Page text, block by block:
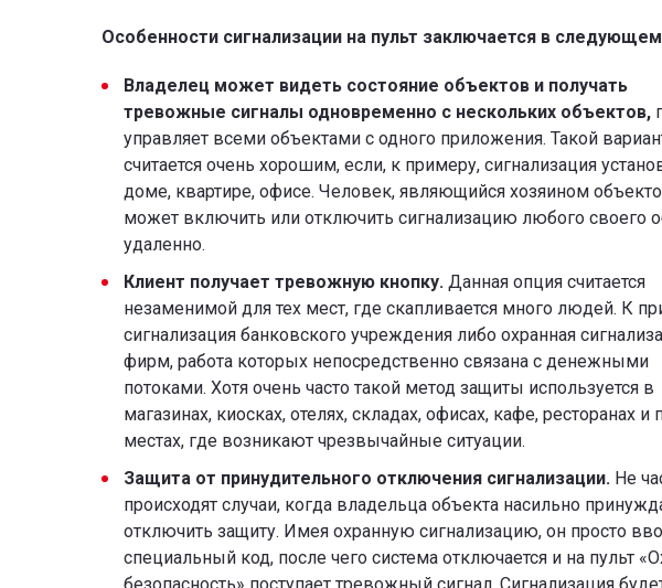
Особенности сигнализации на пульт заключается в
Владелец может видеть состояние объектов и получать
тревожные сигналы одновременно с нескольких объектов,
управляет всеми объектами с одного приложения. Такой
считается очень хорошим, если, к примеру, сигнализация
доме, квартире, офисе. Человек, являющийся хозяином
может включить или отключить сигнализацию любого своего
удаленно.
Клиент получает тревожную кнопку. Данная опция считается
незаменимой для тех мест, где скапливается много людей. К
сигнализация банковского учреждения либо охранная
фирм, работа которых непосредственно связана с денежными
потоками. Хотя очень часто такой метод защиты используется в
магазинах, киосках, отелях, складах, офисах, кафе, ресторанах и
местах, где возникают чрезвычайные ситуации.
Защита от принудительного отключения сигнализации. Не
происходят случаи, когда владельца объекта насильно
отключить защиту. Имея охранную сигнализацию, он просто
специальный код, после чего система отключается и на пульт